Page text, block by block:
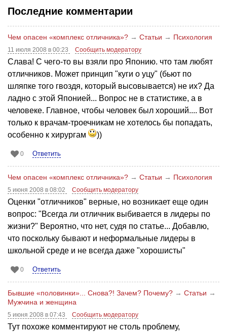
Последние комментарии
Чем опасен «комплекс отличника»? → Статьи → Психология
11 июля 2008 в 00:23 Сообщить модератору
Слава! С чего-то вы взяли про Японию. что там любят
отличников. Может принцип "куги о уцу" (бьют по
шляпке того гвоздя, который высовывается) не их? Да
ладно с этой Японией... Вопрос не в статистике, а в
человеке. Главное, чтобы человек был хороший.... Вот
только к врачам-троечникам не хотелось бы попадать,
особенно к хирургам
))
0 Ответить
Чем опасен «комплекс отличника»? → Статьи → Психология
5 июня 2008 в 08:02 Сообщить модератору
Оценки "отличников" верные, но возникает еще один
вопрос: "Всегда ли отличник выбивается в лидеры по
жизни?" Вероятно, что нет, судя по статье... Добавлю,
что поскольку бывают и неформальные лидеры в
школьной среде и не всегда даже "хорошисты"
0 Ответить
Бывшие «половинки»... Снова?! Зачем? Почему? → Статьи →
Мужчина и женщина
5 июня 2008 в 07:43 Сообщить модератору
Тут похоже комментируют не столь проблему,